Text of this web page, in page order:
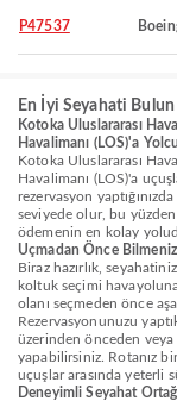
P47537
En İyi Seyahati
Kotoka Uluslararası
Havalimanı (LOS)'a
Kotoka Uluslararası
Havalimanı (LOS)'a
rezervasyon
seviyede olur, bu yüzden
ödemenin en kolay
Uçmadan Önce
Biraz hazırlık,
koltuk seçimi
olanı seçmeden önce
Rezervasyonunuzu
üzerinden önceden
yapabilirsiniz. Rotanız
uçuşlar arasında yeterli
Deneyimli Seyahat